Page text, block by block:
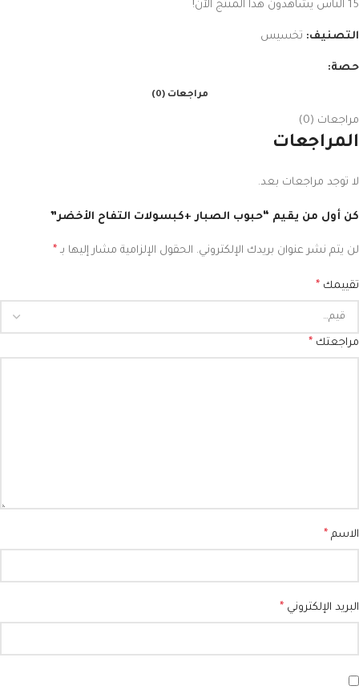
15 الناس يشاهدون هذا المنتج الآن!
التصنيف: تخسيس
حصة:
مراجعات (0)
مراجعات (0)
المراجعات
لا توجد مراجعات بعد.
كن أول من يقيم “حبوب الصبار +كبسولات التفاح الأخضر”
لن يتم نشر عنوان بريدك الإلكتروني. الحقول الإلزامية مشار إليها بـ *
تقييمك *
مراجعتك *
الاسم *
البريد الإلكتروني *